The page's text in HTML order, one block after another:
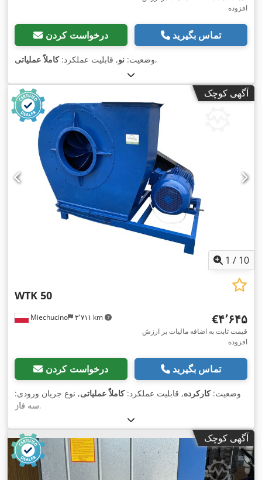
افزوده
درخواست کردن تماس بگیرید
وضعیت: نو, قابلیت عملکرد:کاملاً عملیاتی ,
آگهی کوچک
1 / 10
Miechucino ۳٬۷۱۱ km
WTK 50
‎€۴٬۶۴۵
قیمت ثابت به اضافه مالیات بر ارزش
افزوده
درخواست کردن تماس بگیرید
وضعیت:کارکرده, قابلیت عملکرد:کاملاً عملیاتی, نوع جریان ورودی:
سه فاز,
آگهی کوچک